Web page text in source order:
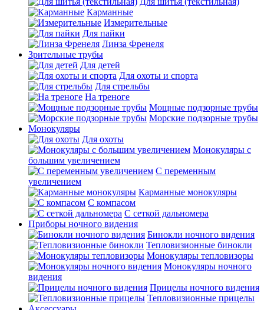
Карманные
Измерительные
Для пайки
Линза Френеля
Зрительные трубы
Для детей
Для охоты и спорта
Для стрельбы
На треноге
Мощные подзорные трубы
Морские подзорные трубы
Монокуляры
Для охоты
Монокуляры с
большим увеличением
С переменным
увеличением
Карманные монокуляры
С компасом
С сеткой дальномера
Приборы ночного видения
Бинокли ночного видения
Тепловизионные бинокли
Монокуляры тепловизоры
Монокуляры ночного
видения
Прицелы ночного видения
Тепловизионные прицелы